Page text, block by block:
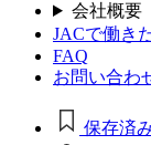
会社概要
JACで働き
FAQ
お問い合わ
保存済